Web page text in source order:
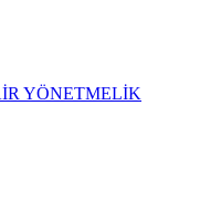
YÖNETMELİK